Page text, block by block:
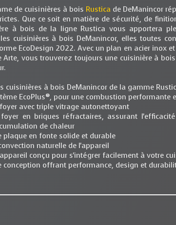
de cuisinières à bois Rustica de DeManincor
Que ce soit en matière de sécurité, de
à bois de la ligne Rustica vous apportera
cuisinières à bois DeManincor, elles toutes
EcoDesign 2022. Avec un plan en acier inox
Arte, vous trouverez toujours une cuisinière à
cuisinières à bois DeManincor de la gamme
EcoPlus®, pour une combustion performante
avec triple vitrage autonettoyant
en briques réfractaires, assurant
de chaleur
plaque en fonte solide et durable
naturelle de l'appareil
conçu pour s'intégrer facilement à votre
conception offrant performance, design et